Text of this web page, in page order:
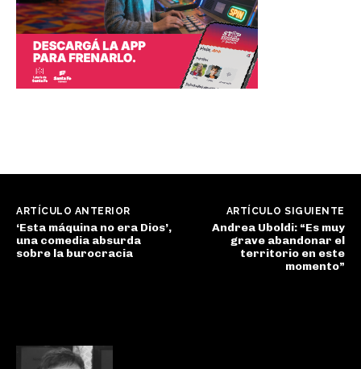
ARTÍCULO ANTERIOR
‘Esta máquina no era Dios’,
una comedia absurda
sobre la burocracia
ARTÍCULO SIGUIENTE
Andrea Uboldi: “Es muy
grave abandonar el
territorio en este
momento”